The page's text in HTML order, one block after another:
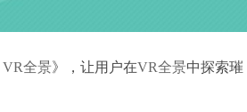
VR全景》，让用户在VR全景中探索璀